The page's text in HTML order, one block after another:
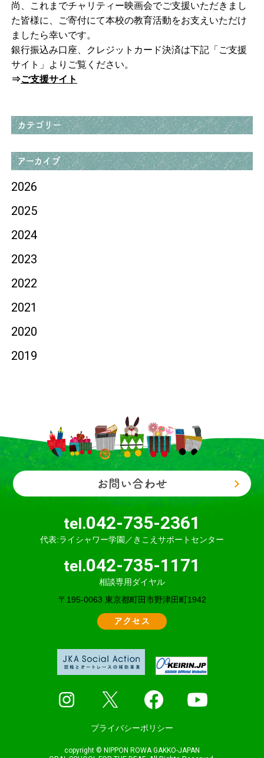
尚、これまでチャリティー映画会でご支援いただきまし
た皆様に、ご寄付にて本校の教育活動をお支えいただけ
ましたら幸いです。
銀行振込み口座、クレジットカード決済は下記「ご支援
サイト」よりご覧ください。
⇒ご支援サイト
カテゴリー
アーカイブ
2026
2025
2024
2023
2022
2021
2020
2019
お問い合わせ
tel.042-735-2361
代表:ライシャワー学園／きこえサポートセンター
tel.042-735-1171
相談専用ダイヤル
〒195-0063 東京都町田市野津田町1942
アクセス
プライバシーポリシー
copyright © NIPPON ROWA GAKKO-JAPAN